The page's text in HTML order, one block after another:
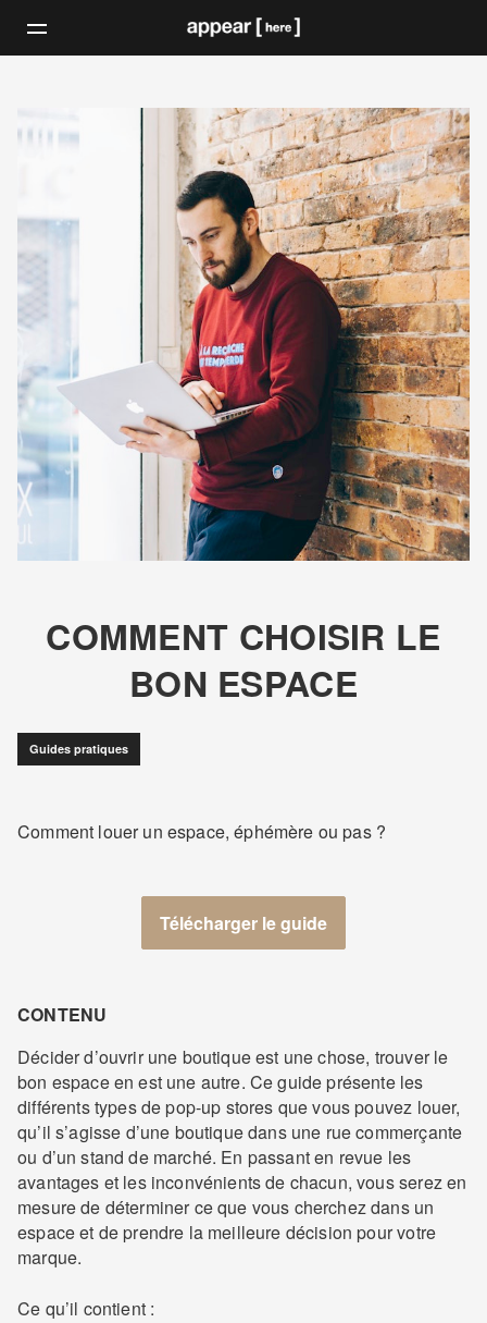
COMMENT CHOISIR LE
BON ESPACE
Guides pratiques
Comment louer un espace, éphémère ou pas ?
Télécharger le guide
CONTENU
Décider d’ouvrir une boutique est une chose, trouver le
bon espace en est une autre. Ce guide présente les
différents types de pop-up stores que vous pouvez louer,
qu’il s’agisse d’une boutique dans une rue commerçante
ou d’un stand de marché. En passant en revue les
avantages et les inconvénients de chacun, vous serez en
mesure de déterminer ce que vous cherchez dans un
espace et de prendre la meilleure décision pour votre
marque.
Ce qu’il contient :